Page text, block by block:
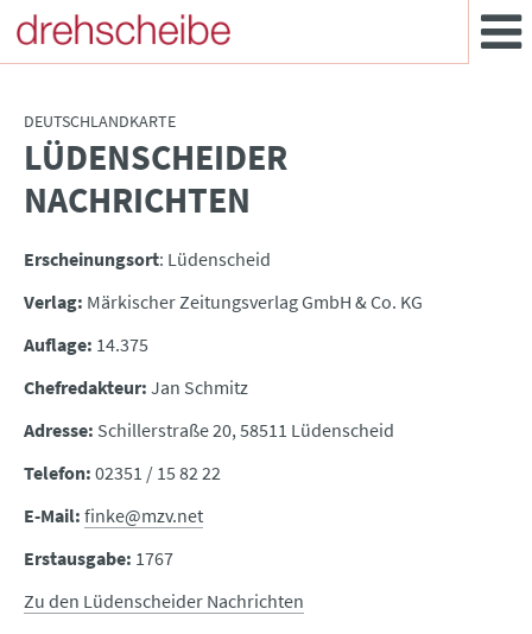
DEUTSCHLANDKARTE
:LÜDENSCHEIDER
NACHRICHTEN
Erscheinungsort: Lüdenscheid
Verlag: Märkischer Zeitungsverlag GmbH & Co. KG
Auflage: 14.375
Chefredakteur: Jan Schmitz
Adresse: Schillerstraße 20, 58511 Lüdenscheid
Telefon: 02351 / 15 82 22
E-Mail: finke@mzv.net
Erstausgabe: 1767
Zu den Lüdenscheider Nachrichten